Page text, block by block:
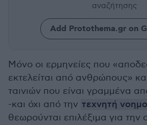
αναζήτησης
Add Protothema.gr on
Μόνο οι ερμηνείες που
εκτελείται από ανθρώπους»
ταινιών που είναι γραμμένα
-και όχι από την τεχνητή
θεωρούνται επιλέξιμα για την